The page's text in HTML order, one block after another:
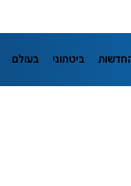
ביטחוני בעולם